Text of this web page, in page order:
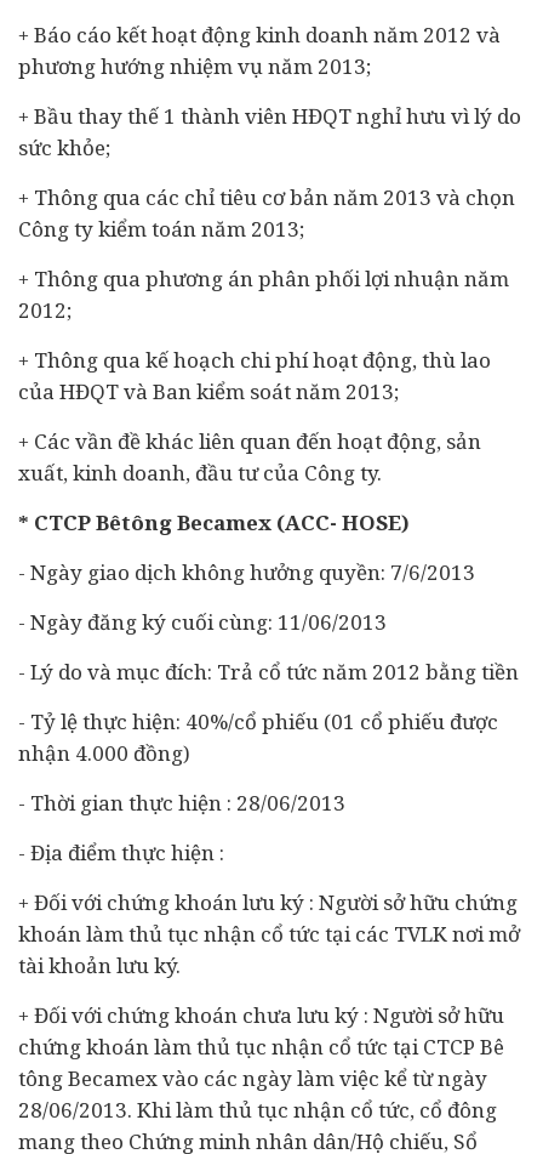
+ Báo cáo kết hoạt động kinh doanh năm 2012 và
phương hướng nhiệm vụ năm 2013;
+ Bầu thay thế 1 thành viên HĐQT nghỉ hưu vì lý do
sức khỏe;
+ Thông qua các chỉ tiêu cơ bản năm 2013 và chọn
Công ty kiểm toán năm 2013;
+ Thông qua phương án phân phối lợi nhuận năm
2012;
+ Thông qua kế hoạch chi phí hoạt động, thù lao
của HĐQT và Ban kiểm soát năm 2013;
+ Các vần đề khác liên quan đến hoạt động, sản
xuất, kinh doanh, đầu tư của Công ty.
* CTCP Bêtông Becamex (ACC- HOSE)
- Ngày giao dịch không hưởng quyền: 7/6/2013
- Ngày đăng ký cuối cùng: 11/06/2013
- Lý do và mục đích: Trả cổ tức năm 2012 bằng tiền
- Tỷ lệ thực hiện: 40%/cổ phiếu (01 cổ phiếu được
nhận 4.000 đồng)
- Thời gian thực hiện : 28/06/2013
- Địa điểm thực hiện :
+ Đối với chứng khoán lưu ký : Người sở hữu chứng
khoán làm thủ tục nhận cổ tức tại các TVLK nơi mở
tài khoản lưu ký.
+ Đối với chứng khoán chưa lưu ký : Người sở hữu
chứng khoán làm thủ tục nhận cổ tức tại CTCP Bê
tông Becamex vào các ngày làm việc kể từ ngày
28/06/2013. Khi làm thủ tục nhận cổ tức, cổ đông
mang theo Chứng minh nhân dân/Hộ chiếu, Sổ